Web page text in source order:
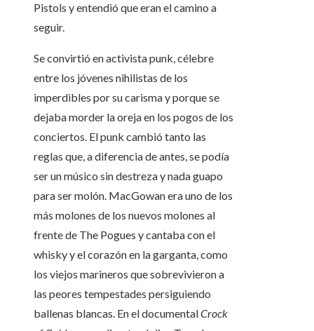
Pistols y entendió que eran el camino a
seguir.
Se convirtió en activista punk, célebre
entre los jóvenes nihilistas de los
imperdibles por su carisma y porque se
dejaba morder la oreja en los pogos de los
conciertos. El punk cambió tanto las
reglas que, a diferencia de antes, se podía
ser un músico sin destreza y nada guapo
para ser molón. MacGowan era uno de los
más molones de los nuevos molones al
frente de The Pogues y cantaba con el
whisky y el corazón en la garganta, como
los viejos marineros que sobrevivieron a
las peores tempestades persiguiendo
ballenas blancas. En el documentalCrock